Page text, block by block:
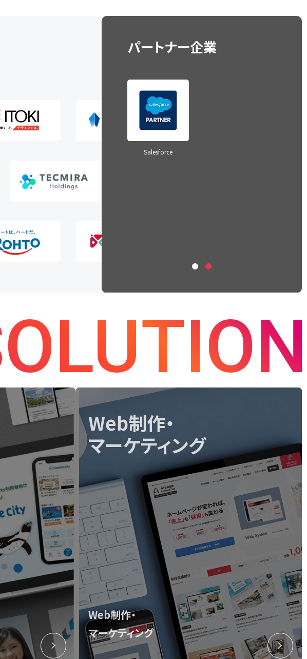
パートナー企業
AWSセレクトティア
Web制作・
マーケティング
Web制作・
マーケティング
性のあ
、共に拓
サルティン
昇」にこだ
ステ
発支援 概
て、これ
な不動産
た。 ベテ
をシステ
コンサルティング
支援内容 BPR（業務プロセス再設計） / 生成AI
活用支援 / 業務デジタル化 / DX推進コンサル
ティング 案件概要 数万人規模の職員を抱える
地方自治体の人事部門において、慢性的な長時
間労働を解決する第一歩として人事 […]
システム開発
アプリ開発
保守/運用
デザイン
株式会社ベネッセキャリオス「キャリ
オス1DAY」 / 介護職・看護職人材の
スポット・単発バイトアプリ
「キャリオス1DAY」サービス概要 株式会社ベ
ネッセキャリオスが提供する「キャリオス1DAY」
は、介護・看護業界に特化したスポット・単発バ
イトアプリです。すぐに人手が必要な事業所と有
資格者を結びつけ、介護士・看護師におけ […]